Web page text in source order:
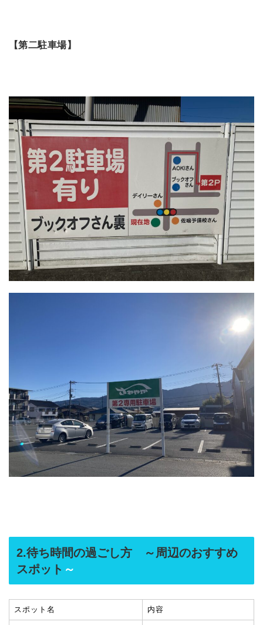
【第二駐車場】
2.待ち時間の過ごし方 ～周辺のおすすめ
スポット ～
スポット名 内容